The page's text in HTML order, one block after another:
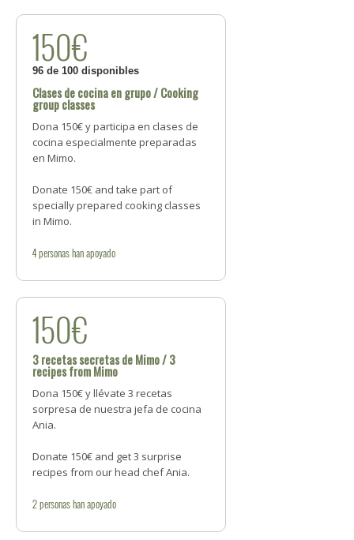
150€
96 de 100 disponibles
Clases de cocina en grupo / Cooking
group classes
Dona 150€ y participa en clases de
cocina especialmente preparadas
en Mimo.
Donate 150€ and take part of
specially prepared cooking classes
in Mimo.
4personashan apoyado
150€
3 recetas secretas de Mimo / 3
recipes from Mimo
Dona 150€ y llévate 3 recetas
sorpresa de nuestra jefa de cocina
Ania.
Donate 150€ and get 3 surprise
recipes from our head chef Ania.
2personashan apoyado